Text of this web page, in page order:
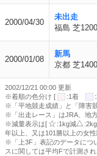
2000/04/30
未出走
福島 芝
2000/01/08
新馬
京都 芝
2002/12/21 00:00 更新
※着順の色分け [
:1着
※「平地競走成績」と「障害
※「出走レース」はJRA、地
※減量表示は[
:1kg減
年以上、又は101勝以上の女性
※「上3F」表記のデータにつ
スに関しては平均Fで計測され